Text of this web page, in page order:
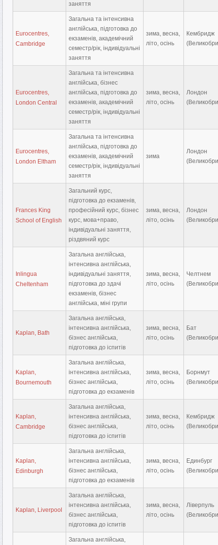
заняття
Eurocentres,
Cambridge
Загальна та інтенсивна
англійська, підготовка до
екзаменів, академічний
семестр/рік, індивідуальні
заняття
зима, весна,
літо, осінь
Кембридж
Eurocentres,
London Central
Загальна та інтенсивна
англійська, бізнес
англійська, підготовка до
екзаменів, академічний
семестр/рік, індивідуальні
заняття
зима, весна,
літо, осінь
Лондон
Eurocentres,
London Eltham
Загальна та інтенсивна
англійська, підготовка до
екзаменів, академічний
семестр/рік, індивідуальні
заняття
зима
Лондон
Frances King
School of English
Загальний курс,
підготовка до екзаменів,
професійний курс, бізнес
курс, мова+право,
індивідуальні заняття,
різдвяний курс
зима, весна,
літо, осінь
Лондон
Inlingua
Cheltenham
Загальна англійська,
інтенсивна англійська,
індивідуальні заняття,
підготовка до здачі
екзаменів, бізнес
англійська, міні групи
зима, весна,
літо, осінь
Челтнем
Kaplan, Bath
Загальна англійська,
інтенсивна англійська,
бізнес англійська,
підготовка до іспитів
зима, весна,
літо, осінь
Бат
Kaplan,
Bournemouth
Загальна англійська,
інтенсивна англійська,
бізнес англійська,
підготовка до екзаменів
зима, весна,
літо, осінь
Борнмут
Kaplan,
Cambridge
Загальна англійська,
інтенсивна англійська,
бізнес англійська,
підготовка до іспитів
зима, весна,
літо, осінь
Кембридж
Kaplan,
Edinburgh
Загальна англійська,
інтенсивна англійська,
бізнес англійська,
підготовка до екзаменів
зима, весна,
літо, осінь
Единбург
Kaplan, Liverpool
Загальна англійська,
інтенсивна англійська,
бізнес англійська,
підготовка до іспитів
зима, весна,
літо, осінь
Ліверпуль
Загальна англійська,